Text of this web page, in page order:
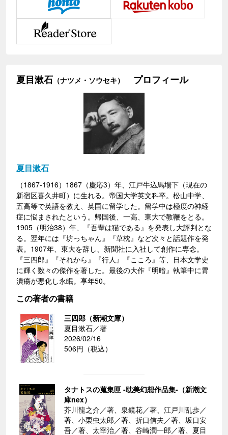
夏目漱石 （ナツメ・ソウセキ） プロフィール
夏目漱石
（1867-1916）1867（慶応3）年、江戸牛込馬場下（現在の
新宿区喜久井町）に生れる。帝国大学英文科卒。松山中学、
五高等で英語を教え、英国に留学した。留学中は極度の神経
症に悩まされたという。帰国後、一高、東大で教鞭をとる。
1905（明治38）年、『吾輩は猫である』を発表し大評判とな
る。翌年には『坊っちゃん』『草枕』など次々と話題作を発
表。1907年、東大を辞し、新聞社に入社して創作に専念。
『三四郎』『それから』『行人』『こころ』等、日本文学史
に輝く数々の傑作を著した。最後の大作『明暗』執筆中に胃
潰瘍が悪化し永眠。享年50。
この著者の書籍
三四郎（新潮文庫）
夏目漱石／著
2026/02/16
506円（税込）
タナトスの蒐集匣 -耽美幻想作品集-（新潮文
庫nex）
芥川龍之介／著、泉鏡花／著、江戸川乱歩／
著、小栗虫太郎／著、折口信夫／著、坂口安
吾／著、太宰治／著、谷崎潤一郎／著、夏目